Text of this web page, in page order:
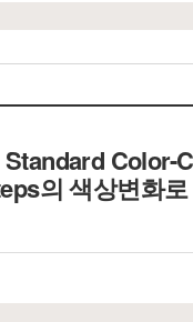
Color-
의 색상변화